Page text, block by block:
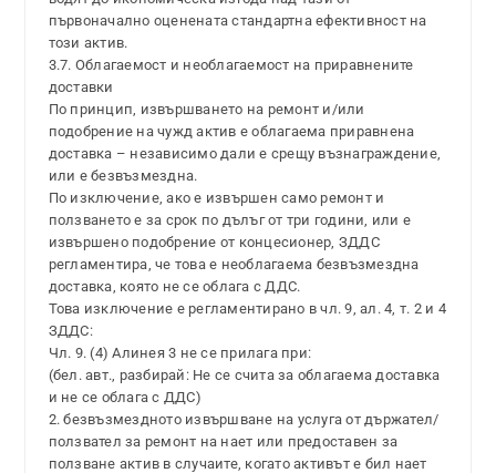
първоначално оценената стандартна ефективност на
този актив.
3.7. Облагаемост и необлагаемост на приравнените
доставки
По принцип, извършването на ремонт и/или
подобрение на чужд актив е облагаема приравнена
доставка – независимо дали е срещу възнаграждение,
или е безвъзмездна.
По изключение, ако е извършен само ремонт и
ползването е за срок по дълъг от три години, или е
извършено подобрение от концесионер, ЗДДС
регламентира, че това е необлагаема безвъзмездна
доставка, която не се облага с ДДС.
Това изключение е регламентирано в чл. 9, ал. 4, т. 2 и 4
ЗДДС:
Чл. 9. (4) Алинея 3 не се прилага при:
(бел. авт., разбирай: Не се счита за облагаема доставка
и не се облага с ДДС)
2. безвъзмездното извършване на услуга от държател/
ползвател за ремонт на нает или предоставен за
ползване актив в случаите, когато активът е бил нает